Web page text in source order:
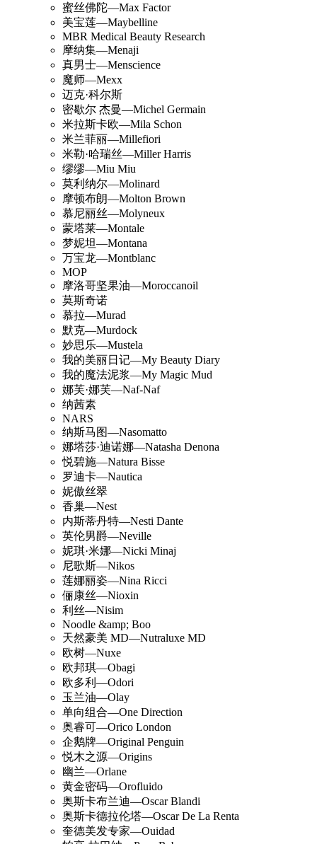
蜜丝佛陀—Max Factor
美宝莲—Maybelline
MBR Medical Beauty Research
摩纳集—Menaji
真男士—Menscience
魔师—Mexx
迈克·科尔斯
密歇尔 杰曼—Michel Germain
米拉斯卡欧—Mila Schon
米兰菲丽—Millefiori
米勒·哈瑞丝—Miller Harris
缪缪—Miu Miu
莫利纳尔—Molinard
摩顿布朗—Molton Brown
慕尼丽丝—Molyneux
蒙塔莱—Montale
梦妮坦—Montana
万宝龙—Montblanc
MOP
摩洛哥坚果油—Moroccanoil
莫斯奇诺
慕拉—Murad
默克—Murdock
妙思乐—Mustela
我的美丽日记—My Beauty Diary
我的魔法泥浆—My Magic Mud
娜芙·娜芙—Naf-Naf
纳茜素
NARS
纳斯马图—Nasomatto
娜塔莎·迪诺娜—Natasha Denona
悦碧施—Natura Bisse
罗迪卡—Nautica
妮傲丝翠
香巢—Nest
内斯蒂丹特—Nesti Dante
英伦男爵—Neville
妮琪·米娜—Nicki Minaj
尼歌斯—Nikos
莲娜丽姿—Nina Ricci
俪康丝—Nioxin
利丝—Nisim
Noodle &amp; Boo
天然豪美 MD—Nutraluxe MD
欧树—Nuxe
欧邦琪—Obagi
欧多利—Odori
玉兰油—Olay
单向组合—One Direction
奥睿可—Orico London
企鹅牌—Original Penguin
悦木之源—Origins
幽兰—Orlane
黄金密码—Orofluido
奥斯卡布兰迪—Oscar Blandi
奥斯卡德拉伦塔—Oscar De La Renta
奎德美发专家—Ouidad